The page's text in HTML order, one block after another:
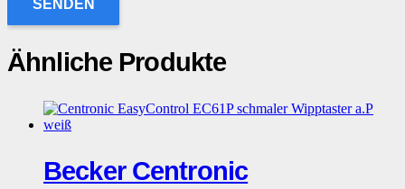
Ähnliche Produkte
Becker Centronic